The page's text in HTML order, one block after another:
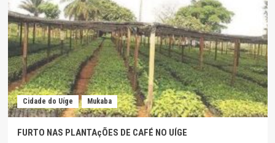
Cidade do Uíge Mukaba
FURTO NAS PLANTAçÕES DE CAFÉ NO UÍGE